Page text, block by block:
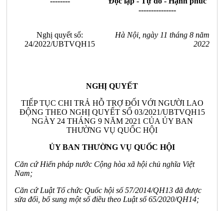
---------------
Nghị quyết số:
24/2022/UBTVQH15
Hà Nội, ngày 11 tháng 8 năm
2022
NGHỊ QUYẾT
TIẾP TỤC CHI TRẢ HỖ TRỢ ĐỐI VỚI NGƯỜI LAO
ĐỘNG THEO NGHỊ QUYẾT SỐ 03/2021/UBTVQH15
NGÀY 24 THÁNG 9 NĂM 2021 CỦA ỦY BAN
THƯỜNG VỤ QUỐC HỘI
ỦY BAN THƯỜNG VỤ QUỐC HỘI
Căn cứ Hiến pháp nước Cộng hòa xã hội chủ nghĩa Việt
Nam;
Căn cứ Luật Tổ chức Quốc hội số 57/2014/QH13 đã được
sửa đổi, bổ sung một số điều theo Luật số 65/2020/QH14;